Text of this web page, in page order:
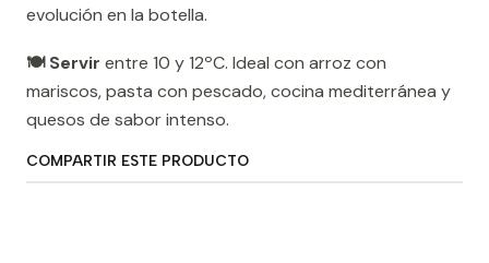
evolución en la botella.
🍽️ Servir entre 10 y 12ºC. Ideal con arroz con
mariscos, pasta con pescado, cocina mediterránea y
quesos de sabor intenso.
COMPARTIR ESTE PRODUCTO